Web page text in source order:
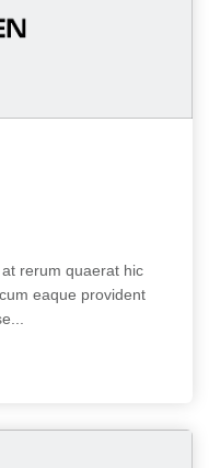
rerum quaerat hic
eaque provident